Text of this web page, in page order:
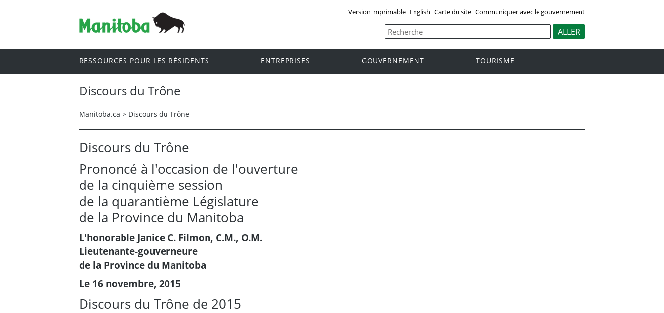
Version imprimable English Carte du site Communiquer avec le gouvernement
RESSOURCES POUR LES RÉSIDENTS ENTREPRISES GOUVERNEMENT TOURISME
Discours du Trône
Manitoba.ca > Discours du Trône
Discours du Trône
Prononcé à l'occasion de l'ouverture
de la cinquième session
de la quarantième Législature
de la Province du Manitoba
L'honorable Janice C. Filmon, C.M., O.M.
Lieutenante-gouverneure
de la Province du Manitoba
Le 16 novembre, 2015
Discours du Trône de 2015